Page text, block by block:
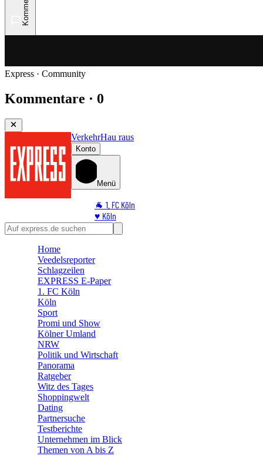
Express · Community
Kommentare · 0
VerkehrHau raus
Konto
Menü
🐐 1. FC Köln
♥️ Köln
⭐ Promi
🛒 Shoppingwelt
Home
Veedelsreporter
Schlagzeilen
EXPRESS E-Paper
1. FC Köln
Köln
Sport
Promi und Show
Kölner Umland
NRW
Politik und Wirtschaft
Panorama
Ratgeber
Witz des Tages
Shoppingwelt
Dating
Partnersuche
Testberichte
Unternehmen im Blick
Themen von A bis Z